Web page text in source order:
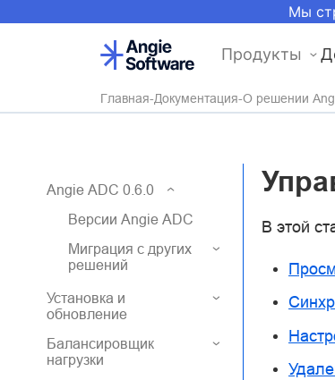
Мы
Продукты
Главная Документация О решении
Angie ADC 0.6.0
Версии Angie ADC
Миграция с других
решений
Установка и
обновление
Балансировщик
нагрузки
В этой